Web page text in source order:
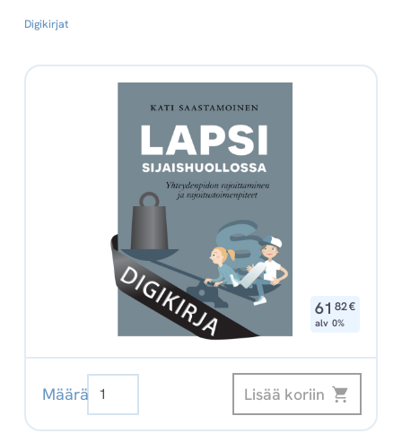
Digikirjat
61 82€
alv 0%
Määrä Lapsi
sijaishuollossa
-
Lisää koriin